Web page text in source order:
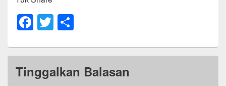
F
a
c
e
T
wi
tt
er
ar
e
Tinggalkan Balasan